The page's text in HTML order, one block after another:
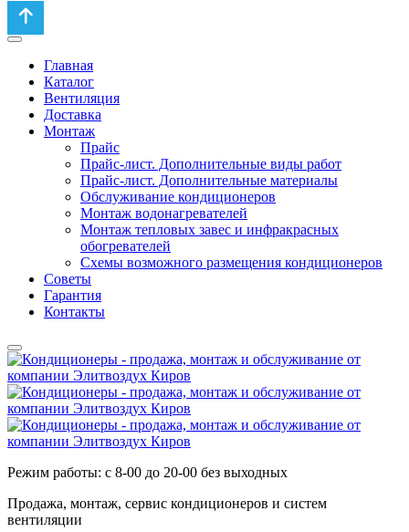
Главная
Каталог
Вентиляция
Доставка
Монтаж
Прайс
Прайс-лист. Дополнительные виды работ
Прайс-лист. Дополнительные материалы
Обслуживание кондиционеров
Монтаж водонагревателей
Монтаж тепловых завес и инфракрасных
обогревателей
Схемы возможного размещения кондиционеров
Советы
Гарантия
Контакты
Режим работы: с 8-00 до 20-00 без выходных
Продажа, монтаж, сервис кондиционеров и систем
вентиляции